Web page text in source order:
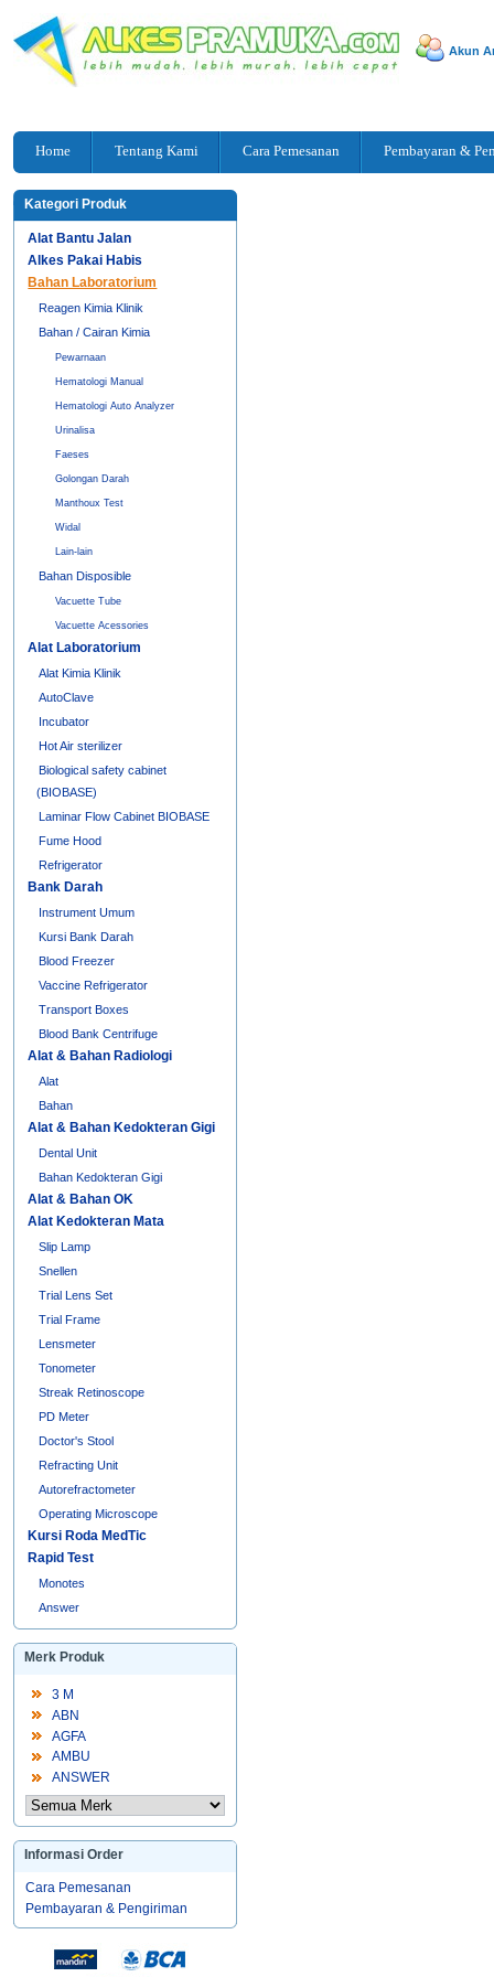
Akun
Home Tentang Kami Cara Pemesanan Pembayaran &
Kategori Produk
Alat Bantu Jalan
Alkes Pakai Habis
Bahan Laboratorium
Reagen Kimia Klinik
Bahan / Cairan Kimia
Pewarnaan
Hematologi Manual
Hematologi Auto Analyzer
Urinalisa
Faeses
Golongan Darah
Manthoux Test
Widal
Lain-lain
Bahan Disposible
Vacuette Tube
Vacuette Acessories
Alat Laboratorium
Alat Kimia Klinik
AutoClave
Incubator
Hot Air sterilizer
Biological safety cabinet
(BIOBASE)
Laminar Flow Cabinet BIOBASE
Fume Hood
Refrigerator
Bank Darah
Instrument Umum
Kursi Bank Darah
Blood Freezer
Vaccine Refrigerator
Transport Boxes
Blood Bank Centrifuge
Alat & Bahan Radiologi
Alat
Bahan
Alat & Bahan Kedokteran Gigi
Dental Unit
Bahan Kedokteran Gigi
Alat & Bahan OK
Alat Kedokteran Mata
Slip Lamp
Snellen
Trial Lens Set
Trial Frame
Lensmeter
Tonometer
Streak Retinoscope
PD Meter
Doctor's Stool
Refracting Unit
Autorefractometer
Operating Microscope
Kursi Roda MedTic
Rapid Test
Monotes
Answer
Merk Produk
3 M
ABN
AGFA
AMBU
ANSWER
Informasi Order
Cara Pemesanan
Pembayaran & Pengiriman